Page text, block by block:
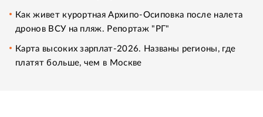
Как живет курортная Архипо-Осиповка после налета
дронов ВСУ на пляж. Репортаж "РГ"
Карта высоких зарплат-2026. Названы регионы, где
платят больше, чем в Москве